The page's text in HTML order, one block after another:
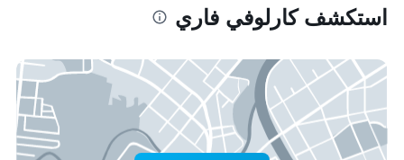
استكشف كارلوفي فاري